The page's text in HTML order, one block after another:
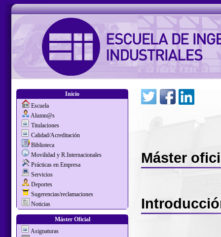
Inicio
Escuela
Alumn@s
Titulaciones
Calidad/Acreditación
Biblioteca
Movilidad y R.Internacionales
Prácticas en Empresa
Servicios
Deportes
Sugerencias/reclamaciones
Noticias
Máster Oficial
Asignaturas
Máster